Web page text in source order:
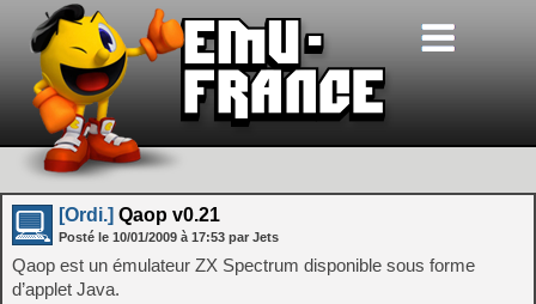
[Ordi.] Qaop v0.21
Posté le 10/01/2009 à 17:53 par Jets
Qaop est un émulateur ZX Spectrum disponible sous forme
d’applet Java.